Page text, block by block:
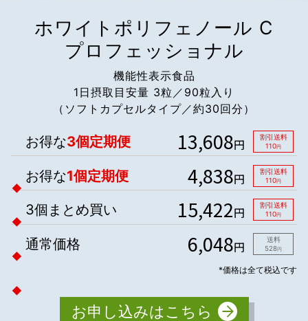
ホワイトポリフェノール C
プロフェッショナル
機能性表示食品
1日摂取目安量 3粒／90粒入り
（ソフトカプセルタイプ／約30回分）
お得な3個定期便 13,608円
割引送料
110円
お得な1個定期便 4,838円
割引送料
110円
3個まとめ買い 15,422円
割引送料
110円
通常価格 6,048円
送料
528円
*価格は全て税込です
お申し込みはこちら